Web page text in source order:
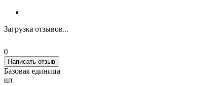
Загрузка отзывов...
0
Написать отзыв
Базовая единица
шт